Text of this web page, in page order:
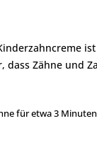
dass Zähne und
für etwa 3